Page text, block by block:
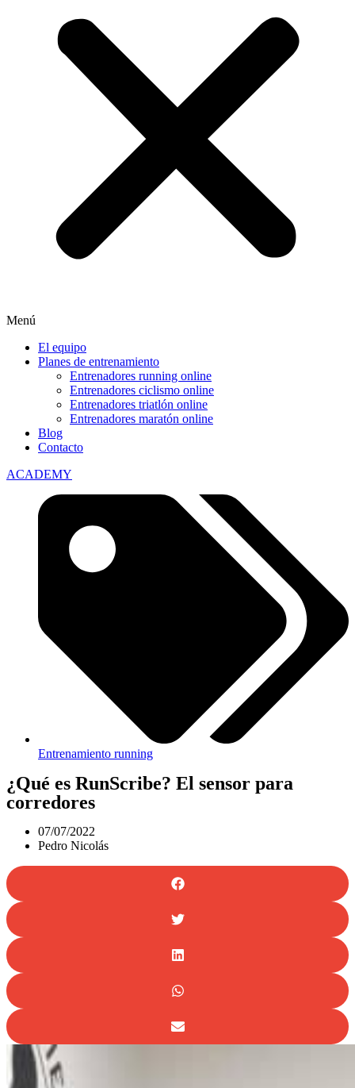
Menú
El equipo
Planes de entrenamiento
Entrenadores running online
Entrenadores ciclismo online
Entrenadores triatlón online
Entrenadores maratón online
Blog
Contacto
ACADEMY
Entrenamiento running
¿Qué es RunScribe? El sensor para
corredores
07/07/2022
Pedro Nicolás